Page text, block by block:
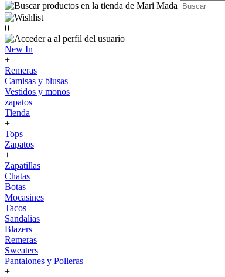
0
New In
+
Remeras
Camisas y blusas
Vestidos y monos
zapatos
Tienda
+
Tops
Zapatos
+
Zapatillas
Chatas
Botas
Mocasines
Tacos
Sandalias
Blazers
Remeras
Sweaters
Pantalones y Polleras
+